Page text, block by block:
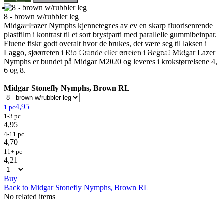
Flies Flyfishing Flytying Workshop & Guiding
- retail sales to private customers, wholesale to shops
8 - brown w/rubbler leg
Midgar Lazer Nymphs kjennetegnes av ev en skarp fluorisenrende
plastfilm i kontrast til et sort brystparti med parallelle gummibeinpar.
Fluene fiskr godt overalt hvor de brukes, det være seg til laksen i
Laggo, sjøørreten i Rio Grande eller ørreten i Begna! Midgar Lazer
Nymphs er bundet på Midgar M2020 og leveres i krokstørrelsene 4,
6 og 8.
Midgar Stonefly Nymphs, Brown RL
1 pc4,95
1-3 pc
4,95
4-11 pc
4,70
11+ pc
4,21
Buy
Back to Midgar Stonefly Nymphs, Brown RL
No related items